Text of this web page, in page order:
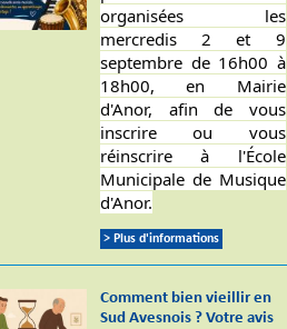
organisées les
mercredis 2 et 9
septembre de 16h00 à
18h00, en Mairie
d'Anor, afin de vous
inscrire ou vous
réinscrire à l'École
Municipale de Musique
d'Anor.
> Plus d'informations
Comment bien vieillir en
Sud Avesnois ? Votre avis